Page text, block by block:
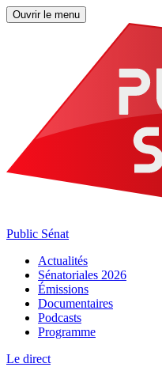
Ouvrir le menu
Public Sénat
Actualités
Sénatoriales 2026
Émissions
Documentaires
Podcasts
Programme
Le direct